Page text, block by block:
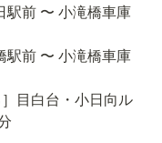
駅前 〜 小滝橋車庫
駅前 〜 小滝橋車庫
目白台・小日向ル